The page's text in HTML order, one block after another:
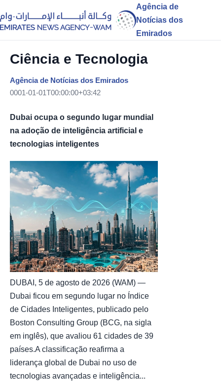
Agência de
Notícias dos
Emirados
Ciência e Tecnologia
Agência de Notícias dos Emirados
0001-01-01T00:00:00+03:42
Dubai ocupa o segundo lugar mundial
na adoção de inteligência artificial e
tecnologias inteligentes
DUBAI, 5 de agosto de 2026 (WAM) —
Dubai ficou em segundo lugar no Índice
de Cidades Inteligentes, publicado pelo
Boston Consulting Group (BCG, na sigla
em inglês), que avaliou 61 cidades de 39
países.A classificação reafirma a
liderança global de Dubai no uso de
tecnologias avançadas e inteligência...